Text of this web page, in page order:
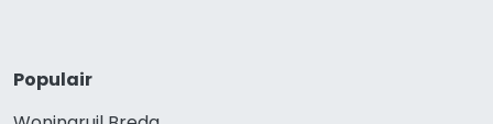
Populair